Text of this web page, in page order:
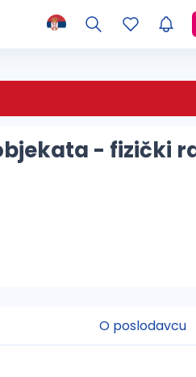
- fizički
O poslodavcu